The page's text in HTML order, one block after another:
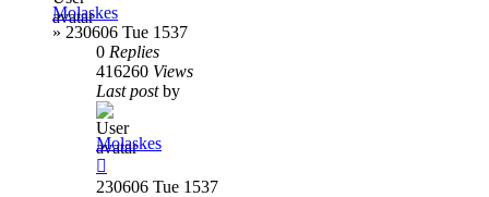
Molaskes
» 230606 Tue 1537
0 Replies
416260 Views
Last postby
Molaskes
230606 Tue 1537